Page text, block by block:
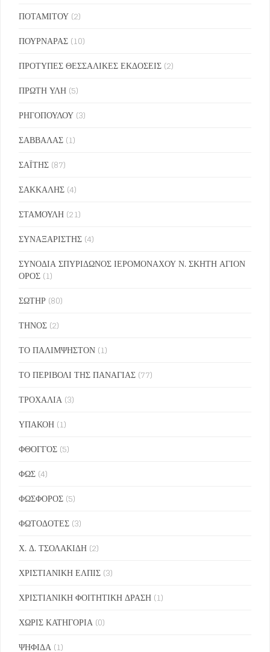
ΠΟΤΑΜΙΤΟΥ (2)
ΠΟΥΡΝΑΡΑΣ (10)
ΠΡΟΤΥΠΕΣ ΘΕΣΣΑΛΙΚΕΣ ΕΚΔΟΣΕΙΣ (2)
ΠΡΩΤΗ ΥΛΗ (5)
ΡΗΓΟΠΟΥΛΟΥ (3)
ΣΑΒΒΑΛΑΣ (1)
ΣΑΪΤΗΣ (87)
ΣΑΚΚΑΛΗΣ (4)
ΣΤΑΜΟΥΛΗ (21)
ΣΥΝΑΞΑΡΙΣΤΗΣ (4)
ΣΥΝΟΔΙΑ ΣΠΥΡΙΔΩΝΟΣ ΙΕΡΟΜΟΝΑΧΟΥ Ν. ΣΚΗΤΗ ΑΓΙΟΝ
ΟΡΟΣ (1)
ΣΩΤΗΡ (80)
ΤΗΝΟΣ (2)
ΤΟ ΠΑΛΙΜΨΗΣΤΟΝ (1)
ΤΟ ΠΕΡΙΒΟΛΙ ΤΗΣ ΠΑΝΑΓΙΑΣ (77)
ΤΡΟΧΑΛΙΑ (3)
ΥΠΑΚΟΗ (1)
ΦΘΟΓΓΟΣ (5)
ΦΩΣ (4)
ΦΩΣΦΟΡΟΣ (5)
ΦΩΤΟΔΟΤΕΣ (3)
Χ. Δ. ΤΣΟΛΑΚΙΔΗ (2)
ΧΡΙΣΤΙΑΝΙΚΗ ΕΛΠΙΣ (3)
ΧΡΙΣΤΙΑΝΙΚΗ ΦΟΙΤΗΤΙΚΗ ΔΡΑΣΗ (1)
ΧΩΡΙΣ ΚΑΤΗΓΟΡΙΑ (0)
ΨΗΦΙΔΑ (1)